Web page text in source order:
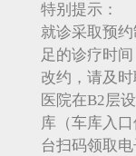
特别提示：
就诊采取预
足的诊疗时
改约，请及时
医院在B2层
库（车库入
台扫码领取